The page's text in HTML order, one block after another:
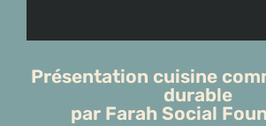
Présentation cuisine
durable
par Farah Social